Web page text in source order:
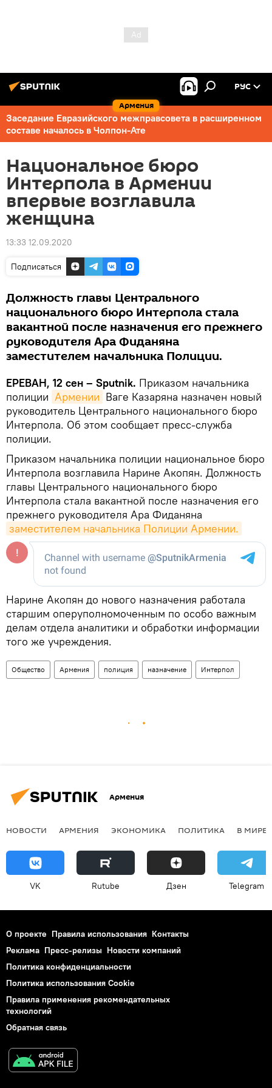
Армения
РУС
Заседание Евразийского межправсовета в расширенном
составе началось в Чолпон-Ате
Национальное бюро
Интерпола в Армении
впервые возглавила
женщина
13:33 12.09.2020
Подписаться
Должность главы Центрального
национального бюро Интерпола стала
вакантной после назначения его прежнего
руководителя Ара Фиданяна
заместителем начальника Полиции.
ЕРЕВАН, 12 сен – Sputnik. Приказом начальника
полиции Армении Ваге Казаряна назначен новый
руководитель Центрального национального бюро
Интерпола. Об этом сообщает пресс-служба
полиции.
Приказом начальника полиции национальное бюро
Интерпола возглавила Нарине Акопян. Должность
главы Центрального национального бюро
Интерпола стала вакантной после назначения его
прежнего руководителя Ара Фиданяна
заместителем начальника Полиции Армении.
Нарине Акопян до нового назначения работала
старшим оперуполномоченным по особо важным
делам отдела аналитики и обработки информации
того же учреждения.
Общество Армения полиция назначение Интерпол
Армения
НОВОСТИ АРМЕНИЯ ЭКОНОМИКА ПОЛИТИКА В МИРЕ
VK Rutube Дзен Telegram
О проекте Правила использования Контакты
Реклама Пресс-релизы Новости компаний
Политика конфиденциальности
Политика использования Cookie
Правила применения рекомендательных
технологий
Обратная связь